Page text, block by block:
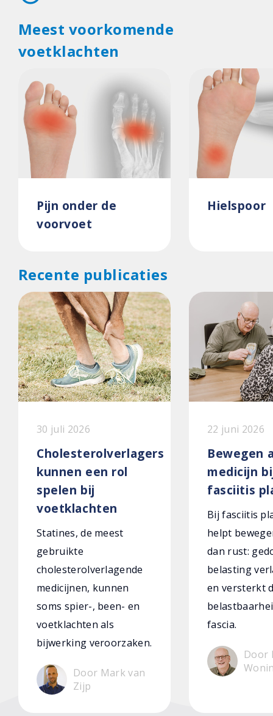
Meest voorkomende
voetklachten
Pijn onder de
voorvoet
Hielspoor
Recente publicaties
30 juli 2026
Cholesterolverlagers
kunnen een rol
spelen bij
voetklachten
Statines, de meest
gebruikte
cholesterolverlagende
medicijnen, kunnen
soms spier-, been- en
voetklachten als
bijwerking veroorzaken.
Door Mark van
Zijp
22 juni 2026
Bewegen
medicijn
fasciitis
Bij fasciitis
helpt
dan rust:
belasting
en versterkt
fascia.
Door